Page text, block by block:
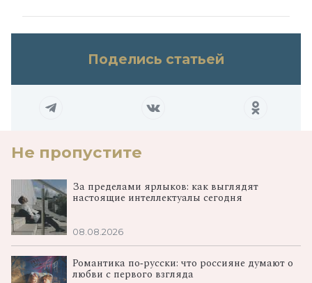
Поделись статьей
Не пропустите
За пределами ярлыков: как выглядят
настоящие интеллектуалы сегодня
08.08.2026
Романтика по‑русски: что россияне думают о
любви с первого взгляда